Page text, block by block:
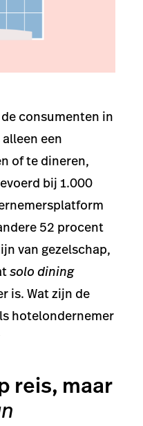
consumenten in
een
of te dineren,
bij 1.000
52 procent
van gezelschap,
solo dining
is. Wat zijn de
hotelondernemer
reis, maar